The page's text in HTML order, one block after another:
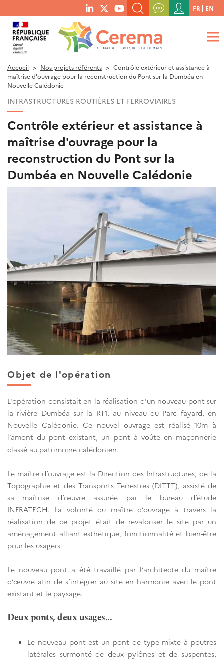
menu
social
links
RECHERCHER UN MOT-CLÉ, UNE PUBLICATION, ETC.
QUE RECHERCHEZ-VOUS ?
Menu
du
compte
de
FR EN
Accueil Nos projets référents
Contrôle extérieur et assistance à
maîtrise d'ouvrage pour la reconstruction du Pont sur la Dumbéa en
Nouvelle Calédonie
INFRASTRUCTURES ROUTIÈRES ET FERROVIAIRES
Contrôle extérieur et assistance à
maîtrise d'ouvrage pour la
reconstruction du Pont sur la
Dumbéa en Nouvelle Calédonie
Objet de l'opération
L'opération consistait en la réalisation d’un nouveau pont sur
la rivière Dumbéa sur la RT1, au niveau du Parc fayard, en
Nouvelle Calédonie. Ce nouvel ouvrage est réalisé 10m à
l’amont du pont existant, un pont à voûte en maçonnerie
classé au patrimoine calédonien.
Le maître d’ouvrage est la Direction des Infrastructures, de la
Topographie et des Transports Terrestres (DITTT), assisté de
sa maîtrise d’œuvre assurée par le bureau d’étude
INFRATECH. La volonté du maître d’ouvrage à travers la
réalisation de ce projet était de revaloriser le site par un
aménagement alliant esthétique, fonctionnalité et bien-être
pour les usagers.
Le nouveau pont a été travaillé par l’architecte du maître
d’œuvre afin de s’intégrer au site en harmonie avec le pont
existant et le paysage.
Deux ponts, deux usages...
Le nouveau pont est un pont de type mixte à poutres
latérales surmonté de deux pylônes et de suspentes,